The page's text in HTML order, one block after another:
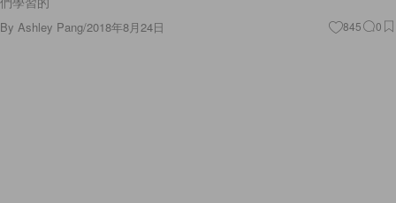
By Ashley Pang/2018年8月24日 845 0